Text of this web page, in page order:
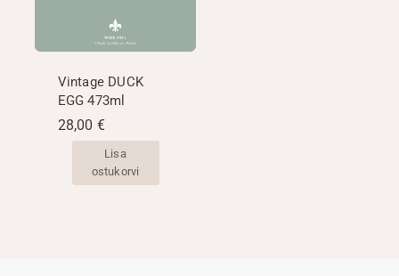
Vintage DUCK
EGG 473ml
28,00 €
Lisa
ostukorvi